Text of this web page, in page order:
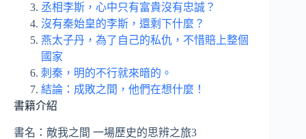
丞相李斯，心中只有富貴沒有忠誠？
沒有秦始皇的李斯，還剩下什麼？
燕太子丹，為了自己的私仇，不惜賠上整個
國家
刺秦，明的不行就來暗的。
結論：成敗之間，他們在想什麼！
書籍介紹
書名：敵我之間 一場歷史的思辨之旅3